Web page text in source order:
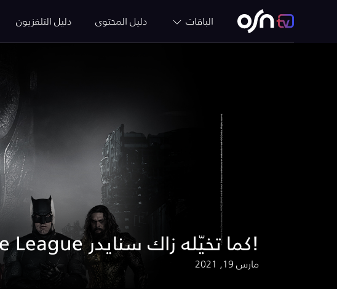
الباقات دليل المحتوى دليل التلفزيون
عودة جديدة لفيلم Justice League كما تخيّله زاك سنايدر!
مارس 19, 2021